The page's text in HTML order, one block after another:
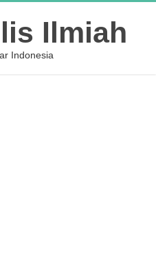
Ilmiah
Indonesia